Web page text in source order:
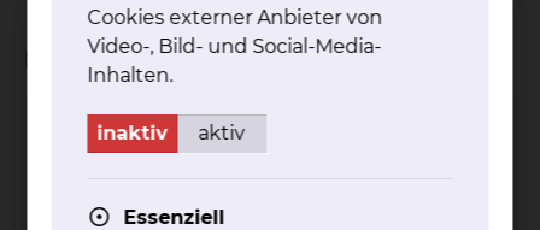
Beteiligte Kliniken
Geburtshilfe
Cookies externer Anbieter von
Video-, Bild- und Social-Media-
Inhalten.
inaktiv aktiv
Essenziell